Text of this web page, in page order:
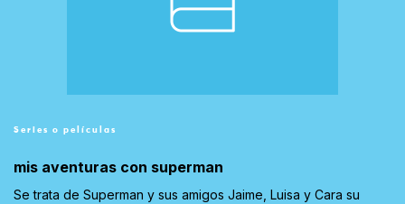
Series o películas
mis aventuras con superman
Se trata de Superman y sus amigos Jaime, Luisa y Cara su